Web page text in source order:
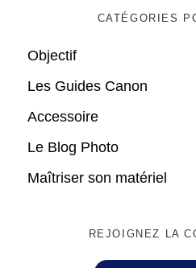
CATÉGORIES
Objectif
Les Guides Canon
Accessoire
Le Blog Photo
Maîtriser son matériel
REJOIGNEZ LA